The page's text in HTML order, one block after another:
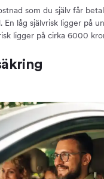
som du själv får
En låg självrisk ligger på
ligger på cirka 6000